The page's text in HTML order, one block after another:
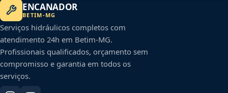
ENCANADOR
BETIM-MG
Serviços hidráulicos completos com
atendimento 24h em Betim-MG.
Profissionais qualificados, orçamento sem
compromisso e garantia em todos os
serviços.